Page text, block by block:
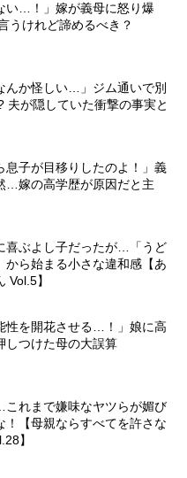
い…！」嫁が義母に怒り爆
うけれど諦めるべき？
んか怪しい…」ジム通いで別
夫が隠していた衝撃の事実と
息子が目移りしたのよ！」義
…嫁の高学歴が原因だと主
喜ぶよし子だったが…「うど
から始まる小さな違和感【あ
Vol.5】
性を開花させる…！」娘に高
しつけた母の大誤算
れまで嫌味なヤツらが媚び
！【母親ならすべてを許さな
】